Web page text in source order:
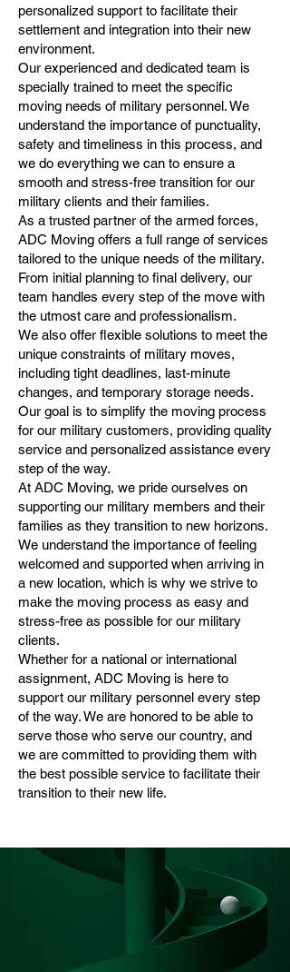
personalized support to facilitate their
settlement and integration into their new
environment.
Our experienced and dedicated team is
specially trained to meet the specific
moving needs of military personnel. We
understand the importance of punctuality,
safety and timeliness in this process, and
we do everything we can to ensure a
smooth and stress-free transition for our
military clients and their families.
As a trusted partner of the armed forces,
ADC Moving offers a full range of services
tailored to the unique needs of the military.
From initial planning to final delivery, our
team handles every step of the move with
the utmost care and professionalism.
We also offer flexible solutions to meet the
unique constraints of military moves,
including tight deadlines, last-minute
changes, and temporary storage needs.
Our goal is to simplify the moving process
for our military customers, providing quality
service and personalized assistance every
step of the way.
At ADC Moving, we pride ourselves on
supporting our military members and their
families as they transition to new horizons.
We understand the importance of feeling
welcomed and supported when arriving in
a new location, which is why we strive to
make the moving process as easy and
stress-free as possible for our military
clients.
Whether for a national or international
assignment, ADC Moving is here to
support our military personnel every step
of the way. We are honored to be able to
serve those who serve our country, and
we are committed to providing them with
the best possible service to facilitate their
transition to their new life.